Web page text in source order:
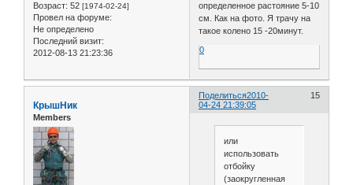
Возраст: 52 [1974-02-24]
Провел на форуме:
Не определено
Последний визит:
2012-08-13 21:23:36
определенное растояние 5-10
см. Как на фото. Я трачу на
такое колено 15 -20минут.
0
Поделиться 15
2010-
04-24 21:39:05
КрышНик
Members
или
использовать
отбойку
(заокругленная